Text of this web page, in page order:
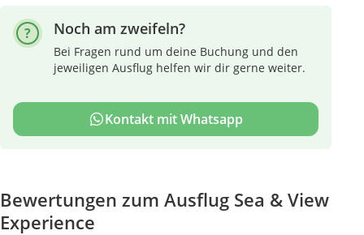
Noch am zweifeln?
Bei Fragen rund um deine Buchung und den
jeweiligen Ausflug helfen wir dir gerne weiter.
Kontakt mit Whatsapp
Bewertungen zum Ausflug Sea & View
Experience